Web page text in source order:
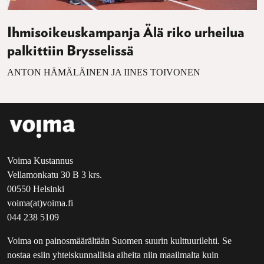
Ihmisoikeuskampanja Älä riko urheilua
palkittiin Brysselissä
ANTON HÄMÄLÄINEN JA IINES TOIVONEN
Voima Kustannus
Vellamonkatu 30 B 3 krs.
00550 Helsinki
voima(at)voima.fi
044 238 5109
Voima on painosmäärältään Suomen suurin kulttuurilehti. Se
nostaa esiin yhteiskunnallisia aiheita niin maailmalta kuin